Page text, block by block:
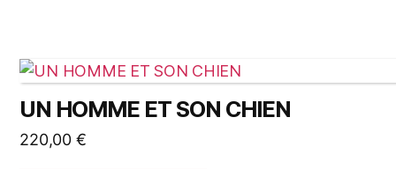
UN HOMME ET SON CHIEN
220,00 €